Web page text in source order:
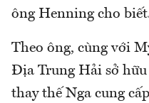
ông Henning cho
Theo ông, cùng với
Địa Trung Hải sở
thay thế Nga cung